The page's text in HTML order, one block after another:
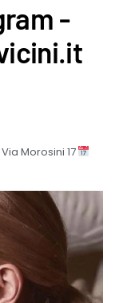
-
Via Morosini 17